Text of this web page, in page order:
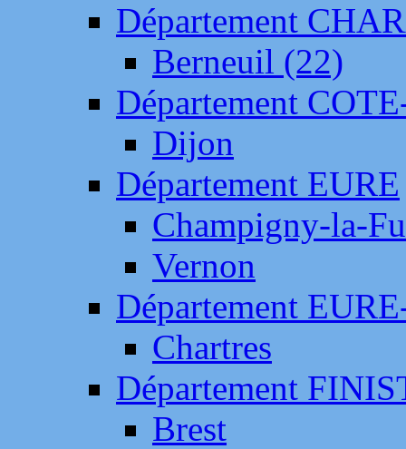
Département
Berneuil (22)
Département
Dijon
Département EURE
Champigny-la-
Vernon
Département
Chartres
Département
Brest